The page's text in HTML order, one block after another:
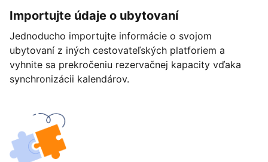
Importujte údaje o ubytovaní
Jednoducho importujte informácie o svojom
ubytovaní z iných cestovateľských platforiem a
vyhnite sa prekročeniu rezervačnej kapacity vďaka
synchronizácii kalendárov.